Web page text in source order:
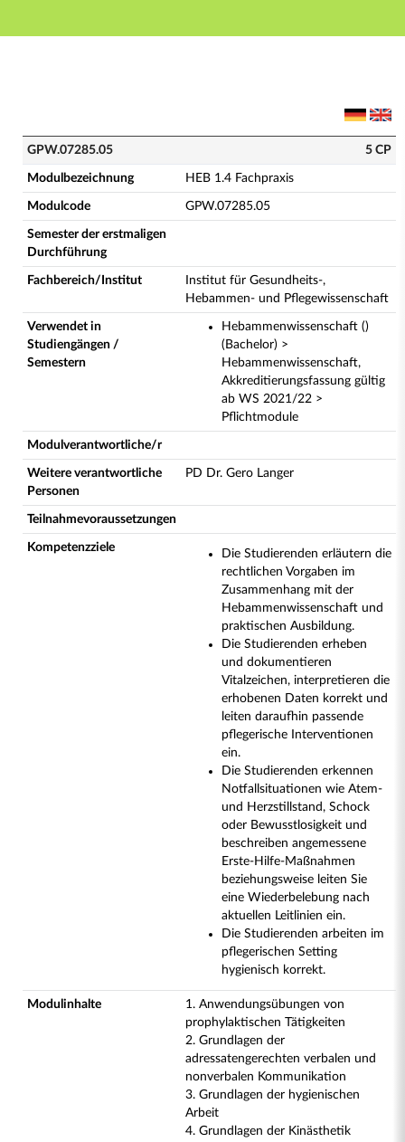
Hauptnavigation
GPW.07285.05 - HEB 1.4 Fachpraxis (Vollständige
GPW.07285.05 5 CP
Modulbezeichnung HEB 1.4 Fachpraxis
Modulcode GPW.07285.05
Semester der erstmaligen
Durchführung
Fachbereich/Institut
Institut für Gesundheits-,
Hebammen- und Pflegewissenschaft
Verwendet in
Studiengängen /
Semestern
Hebammenwissenschaft ()
(Bachelor) >
Hebammenwissenschaft,
Akkreditierungsfassung gültig
ab WS 2021/22 >
Pflichtmodule
Modulverantwortliche/r
Weitere verantwortliche
Personen
PD Dr. Gero Langer
Teilnahmevoraussetzungen
Kompetenzziele
Die Studierenden erläutern die
rechtlichen Vorgaben im
Zusammenhang mit der
Hebammenwissenschaft und
praktischen Ausbildung.
Die Studierenden erheben
und dokumentieren
Vitalzeichen, interpretieren die
erhobenen Daten korrekt und
leiten daraufhin passende
pflegerische Interventionen
ein.
Die Studierenden erkennen
Notfallsituationen wie Atem-
und Herzstillstand, Schock
oder Bewusstlosigkeit und
beschreiben angemessene
Erste-Hilfe-Maßnahmen
beziehungsweise leiten Sie
eine Wiederbelebung nach
aktuellen Leitlinien ein.
Die Studierenden arbeiten im
pflegerischen Setting
hygienisch korrekt.
Modulinhalte
1. Anwendungsübungen von
prophylaktischen Tätigkeiten
2. Grundlagen der
adressatengerechten verbalen und
nonverbalen Kommunikation
3. Grundlagen der hygienischen
Arbeit
4. Grundlagen der Kinästhetik